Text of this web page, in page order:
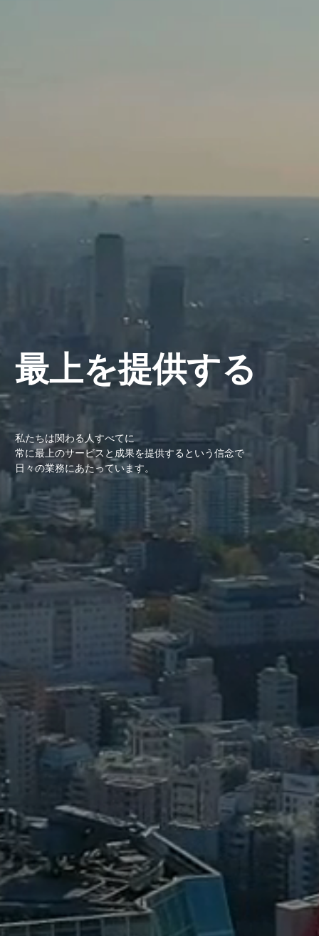
最上を提供する
私たちは関わる人すべてに
常に最上のサービスと成果を提供するという信念で
日々の業務にあたっています。